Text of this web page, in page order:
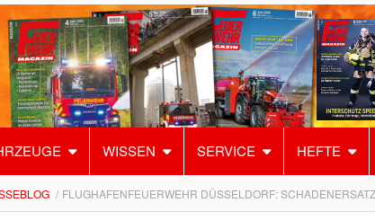
WISSEN SERVICE HEFTE
FLUGHAFENFEUERWEHR DÜSSELDORF: